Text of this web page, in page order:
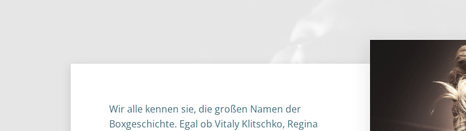
Wir alle kennen sie, die großen Namen der
Boxgeschichte. Egal ob Vitaly Klitschko, Regina